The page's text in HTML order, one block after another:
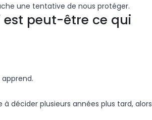
une tentative de nous protéger.
est peut-être ce qui
décider plusieurs années plus tard, alors